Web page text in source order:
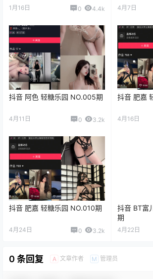
1月16日 0 4.4k 4月7日
抖音 阿色 轻糖乐园 NO.005期
4月11日 0 3.2k
抖音 肥嘉
4月16日
抖音 肥嘉 轻糖乐园 NO.010期
4月24日 0 3.2k
抖音 BT富
期
4月22日
0 条回复 A 文章作者 M 管理员